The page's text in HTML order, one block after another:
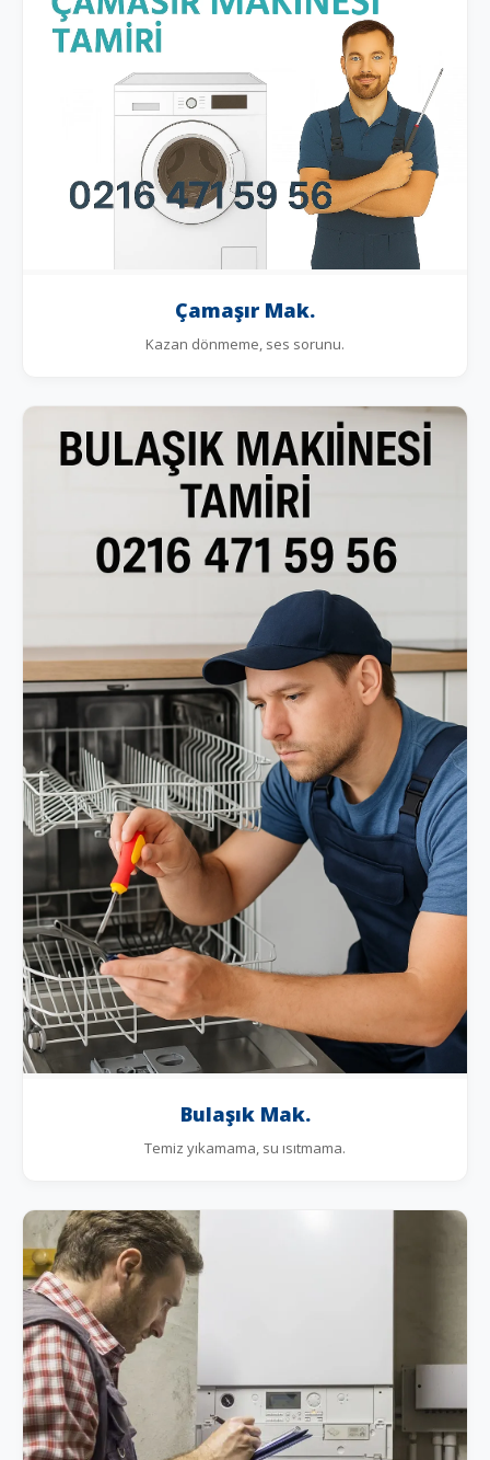
Çamaşır Mak.
Kazan dönmeme, ses sorunu.
Bulaşık Mak.
Temiz yıkamama, su ısıtmama.